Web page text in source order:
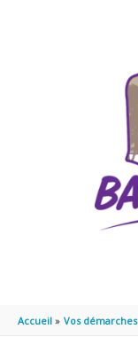
Accueil Vos démarches